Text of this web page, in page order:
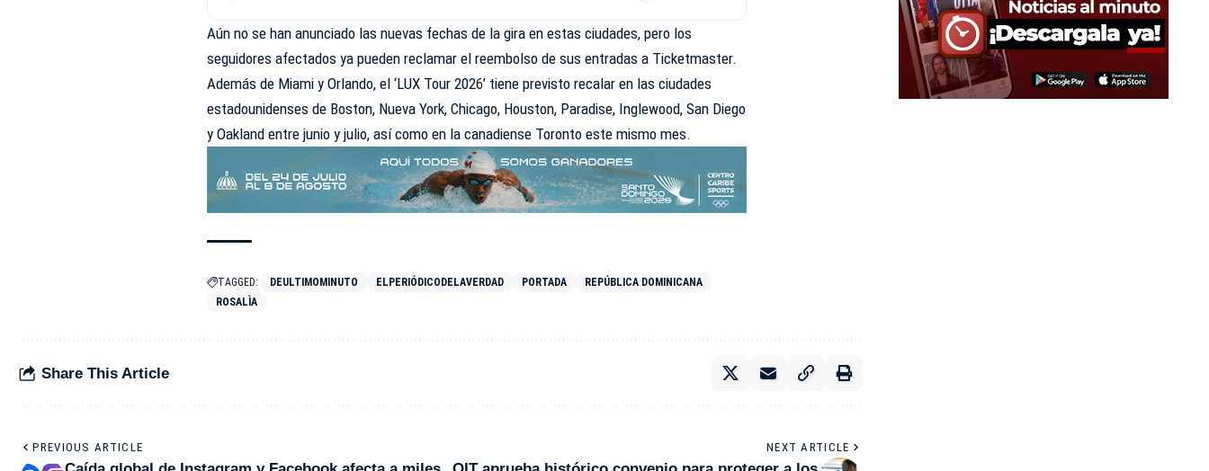
Aún no se han anunciado las nuevas fechas de la gira en estas ciudades, pero los
seguidores afectados ya pueden reclamar el reembolso de sus entradas a Ticketmaster.
Además de Miami y Orlando, el ‘LUX Tour 2026’ tiene previsto recalar en las ciudades
estadounidenses de Boston, Nueva York, Chicago, Houston, Paradise, Inglewood, San Diego
y Oakland entre junio y julio, así como en la canadiense Toronto este mismo mes.
TAGGED: DEULTIMOMINUTO ELPERIÓDICODELAVERDAD PORTADA
REPÚBLICA DOMINICANA
ROSALÌA
Share This Article
PREVIOUS ARTICLE NEXT ARTICLE